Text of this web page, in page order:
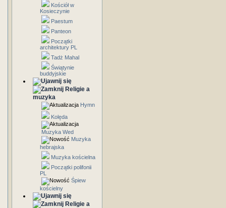
Kościół w
Kosieczynie
Paestum
Panteon
Początki
architektury PL
Tadż Mahal
Świątynie
buddyjskie
Religie a
muzyka
Hymn
Kolęda
Muzyka Wed
Muzyka
hebrajska
Muzyka kościelna
Początki polifonii
PL
Śpiew
kościelny
Religie a